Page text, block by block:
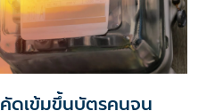
เคาะค่าไฟ3.95บาท คัดเข้มขึ้นบัตรคนจน